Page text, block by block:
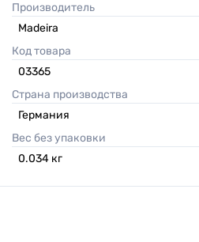
Производитель
Madeira
Код товара
03365
Страна производства
Германия
Вес без упаковки
0.034 кг